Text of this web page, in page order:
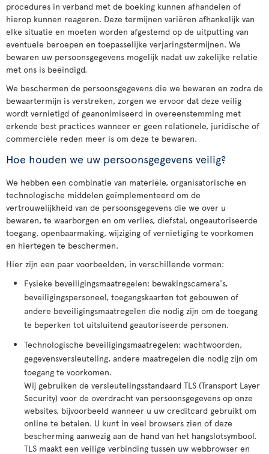
procedures in verband met de boeking kunnen afhandelen of
hierop kunnen reageren. Deze termijnen variëren afhankelijk van
elke situatie en moeten worden afgestemd op de uitputting van
eventuele beroepen en toepasselijke verjaringstermijnen. We
bewaren uw persoonsgegevens mogelijk nadat uw zakelijke relatie
met ons is beëindigd.
We beschermen de persoonsgegevens die we bewaren en zodra de
bewaartermijn is verstreken, zorgen we ervoor dat deze veilig
wordt vernietigd of geanonimiseerd in overeenstemming met
erkende best practices wanneer er geen relationele, juridische of
commerciële reden meer is om deze te bewaren.
Hoe houden we uw persoonsgegevens veilig?
We hebben een combinatie van materiële, organisatorische en
technologische middelen geïmplementeerd om de
vertrouwelijkheid van de persoonsgegevens die we over u
bewaren, te waarborgen en om verlies, diefstal, ongeautoriseerde
toegang, openbaarmaking, wijziging of vernietiging te voorkomen
en hiertegen te beschermen.
Hier zijn een paar voorbeelden, in verschillende vormen:
Fysieke beveiligingsmaatregelen: bewakingscamera's,
beveiligingspersoneel, toegangskaarten tot gebouwen of
andere beveiligingsmaatregelen die nodig zijn om de toegang
te beperken tot uitsluitend geautoriseerde personen.
Technologische beveiligingsmaatregelen: wachtwoorden,
gegevensversleuteling, andere maatregelen die nodig zijn om
toegang te voorkomen.
Wij gebruiken de versleutelingsstandaard TLS (Transport Layer
Security) voor de overdracht van persoonsgegevens op onze
websites, bijvoorbeeld wanneer u uw creditcard gebruikt om
online te betalen. U kunt in veel browsers zien of deze
bescherming aanwezig aan de hand van het hangslotsymbool.
TLS maakt een veilige verbinding tussen uw webbrowser en